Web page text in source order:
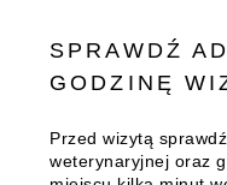
SPRAWDŹ
GODZINĘ
Przed wizytą
weterynaryjnej oraz